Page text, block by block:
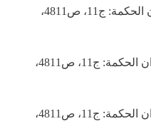
([9]) نهج البلاغة: الخطبة 182. ميزان الحكمة: ج11، ص4811،
([10]) نهج البلاغة: الخطبة 194. ميزان الحكمة: ج11، ص4811،
([11]) نهج البلاغة: الخطبة 196. ميزان الحكمة: ج11، ص4811،